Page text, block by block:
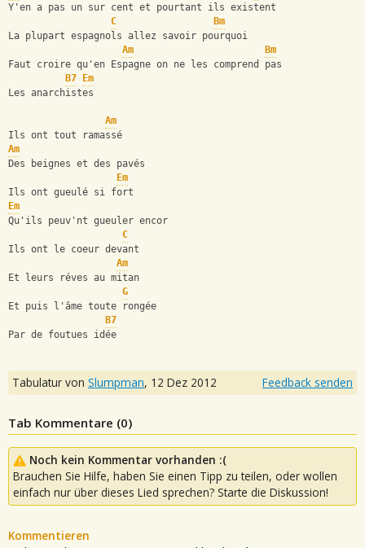
Y'en a pas un sur cent et pourtant ils existent
C
Bm
La plupart espagnols allez savoir pourquoi
Am
Bm
Faut croire qu'en Espagne on ne les comprend pas
B7
Em
Les anarchistes
Am
Ils ont tout ramassé
Am
Des beignes et des pavés
Em
Ils ont gueulé si fort
Em
Qu'ils peuv'nt gueuler encor
C
Ils ont le coeur devant
Am
Et leurs réves au mitan
G
Et puis l'âme toute rongée
B7
Par de foutues idée
Tabulatur von Slumpman, 12 Dez 2012 Feedback senden
Tab Kommentare (0)
Noch kein Kommentar vorhanden :(
Brauchen Sie Hilfe, haben Sie einen Tipp zu teilen, oder wollen
einfach nur über dieses Lied sprechen? Starte die Diskussion!
Kommentieren